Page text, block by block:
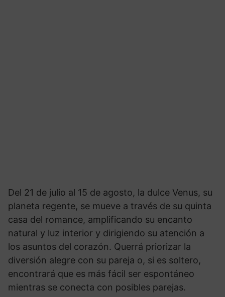
Del 21 de julio al 15 de agosto, la dulce Venus, su
planeta regente, se mueve a través de su quinta
casa del romance, amplificando su encanto
natural y luz interior y dirigiendo su atención a
los asuntos del corazón. Querrá priorizar la
diversión alegre con su pareja o, si es soltero,
encontrará que es más fácil ser espontáneo
mientras se conecta con posibles parejas.